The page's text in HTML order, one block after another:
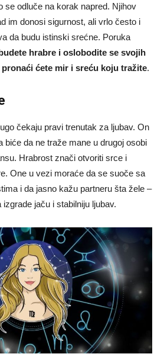
se odluče na korak napred. Njihov
im donosi sigurnost, ali vrlo često i
da budu istinski srećne. Poruka
hrabre i oslobodite se svojih
ćete mir i sreću koju tražite.
čekaju pravi trenutak za ljubav. On
biće da ne traže mane u drugoj osobi
Hrabrost znači otvoriti srce i
One u vezi moraće da se suoče sa
i da jasno kažu partneru šta žele –
jaču i stabilniju ljubav.